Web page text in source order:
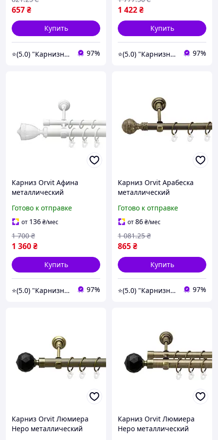
657₴
Купить
⭐️(5.0) "Карнизный Гуру" интернет-магазин карнизов, штор, гардин и жалюзи 97%
300 см
1 422₴
Купить
⭐️(5.0) "Карнизный Гуру" интернет-магазин карнизов, штор, гардин и жалюзи 97%
Карниз Orvit Афина
металлический
гладкая труба кольцо
металлическое Арктис
25\16 мм 300 см (00-
00024627)
Готово к отправке
от 136₴/мес
1 360₴
1 700 ₴
Купить
⭐️(5.0) "Карнизный Гуру" интернет-магазин карнизов, штор, гардин и жалюзи 97%
Карниз Orvit Арабеска
металлический
рифленая труба кольцо
металлическое Антик 19
мм 300 см (00-00017208)
Готово к отправке
от86₴/мес
865₴
1 081.25 ₴
Купить
⭐️(5.0) "Карнизный Гуру" интернет-магазин карнизов, штор, гардин и жалюзи 97%
Карниз Orvit Люмиера
Неро металлический
Карниз Orvit Люмиера
Неро металлический